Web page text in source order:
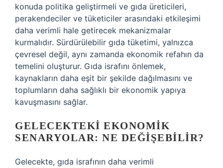
konuda politika geliştirmeli ve gıda üreticileri,
perakendeciler ve tüketiciler arasındaki etkileşimi
daha verimli hale getirecek mekanizmalar
kurmalıdır. Sürdürülebilir gıda tüketimi, yalnızca
çevresel değil, aynı zamanda ekonomik refahın da
temelini oluşturur. Gıda israfını önlemek,
kaynakların daha eşit bir şekilde dağılmasını ve
toplumların daha sağlıklı bir ekonomik yapıya
kavuşmasını sağlar.
GELECEKTEKI EKONOMIK
SENARYOLAR: NE DEĞIŞEBILIR?
Gelecekte, gıda israfının daha verimli